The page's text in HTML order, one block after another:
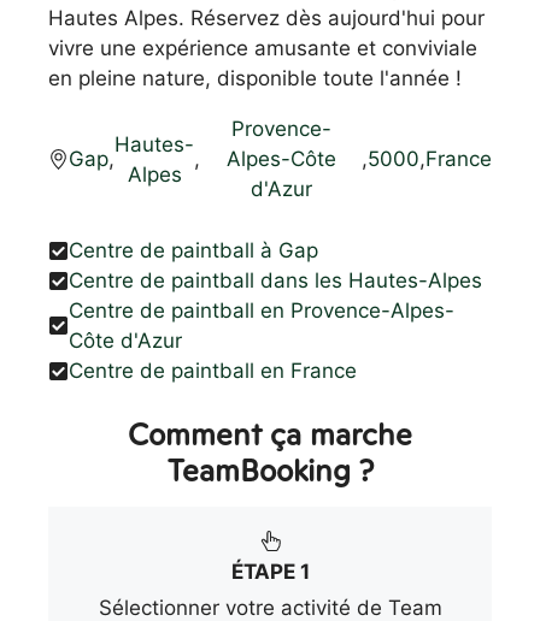
Hautes Alpes. Réservez dès aujourd'hui pour
vivre une expérience amusante et conviviale
en pleine nature, disponible toute l'année !
Gap,
Hautes-
Alpes
,
Provence-
Alpes-Côte
d'Azur
,5000,France
Centre de paintball à Gap
Centre de paintball dans les Hautes-Alpes
Centre de paintball en Provence-Alpes-
Côte d'Azur
Centre de paintball en France
Comment ça marche
TeamBooking ?
ÉTAPE 1
Sélectionner votre activité de Team